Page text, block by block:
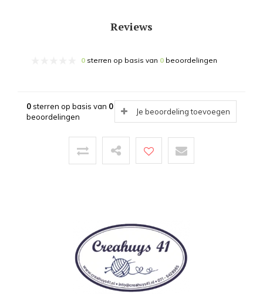
Reviews
0 sterren op basis van 0 beoordelingen
0sterren op basis van 0
beoordelingen
Je beoordeling toevoegen